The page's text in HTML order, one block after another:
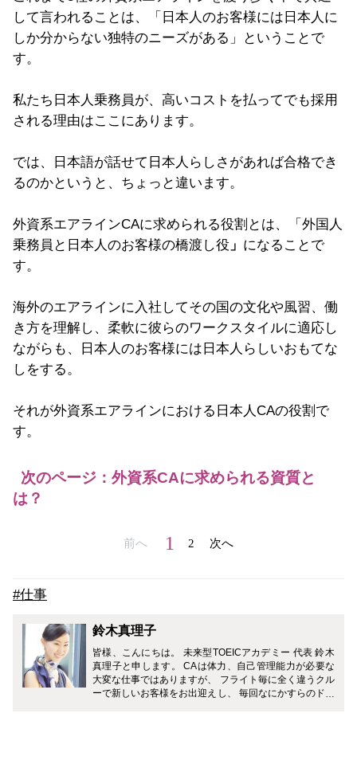
して言われることは、「日本人のお客様には日本人に
しか分からない独特のニーズがある」ということで
す。
私たち日本人乗務員が、高いコストを払ってでも採用
される理由はここにあります。
では、日本語が話せて日本人らしさがあれば合格でき
るのかというと、ちょっと違います。
外資系エアラインCAに求められる役割とは、「外国人
乗務員と日本人のお客様の橋渡し役 」 になることで
す。
海外のエアラインに入社してその国の文化や風習、働
き方を理解し、柔軟に彼らのワークスタイルに適応し
ながらも、日本人のお客様には日本人らしいおもてな
しをする。
それが外資系エアラインにおける日本人CAの役割で
す。
次のページ：外資系CAに求められる資質と
は？
前へ 1 2 次へ
#仕事
鈴木真理子
皆様、こんにちは。 未来型TOEICアカデミー 代表 鈴木
真理子と申します。 CAは体力、自己管理能力が必要な
大変な仕事ではありますが、 フライト毎に全く違うクル
ーで新しいお客様をお出迎えし、 毎回なにかすらのドラ